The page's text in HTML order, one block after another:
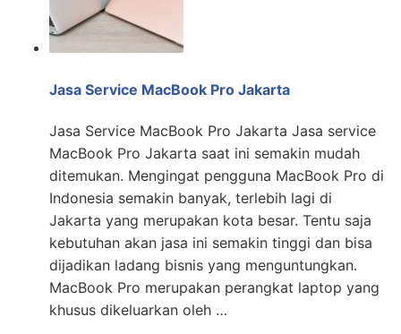
Jasa Service MacBook Pro Jakarta
Jasa Service MacBook Pro Jakarta Jasa service
MacBook Pro Jakarta saat ini semakin mudah
ditemukan. Mengingat pengguna MacBook Pro di
Indonesia semakin banyak, terlebih lagi di
Jakarta yang merupakan kota besar. Tentu saja
kebutuhan akan jasa ini semakin tinggi dan bisa
dijadikan ladang bisnis yang menguntungkan.
MacBook Pro merupakan perangkat laptop yang
khusus dikeluarkan oleh …